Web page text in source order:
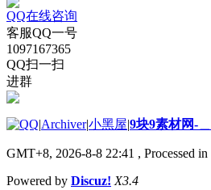
QQ在线咨询
客服QQ一号
1097167365
QQ扫一扫
进群
|Archiver|小黑屋|9块9素材网-
GMT+8, 2026-8-8 22:41 , Processed
Powered by Discuz! X3.4